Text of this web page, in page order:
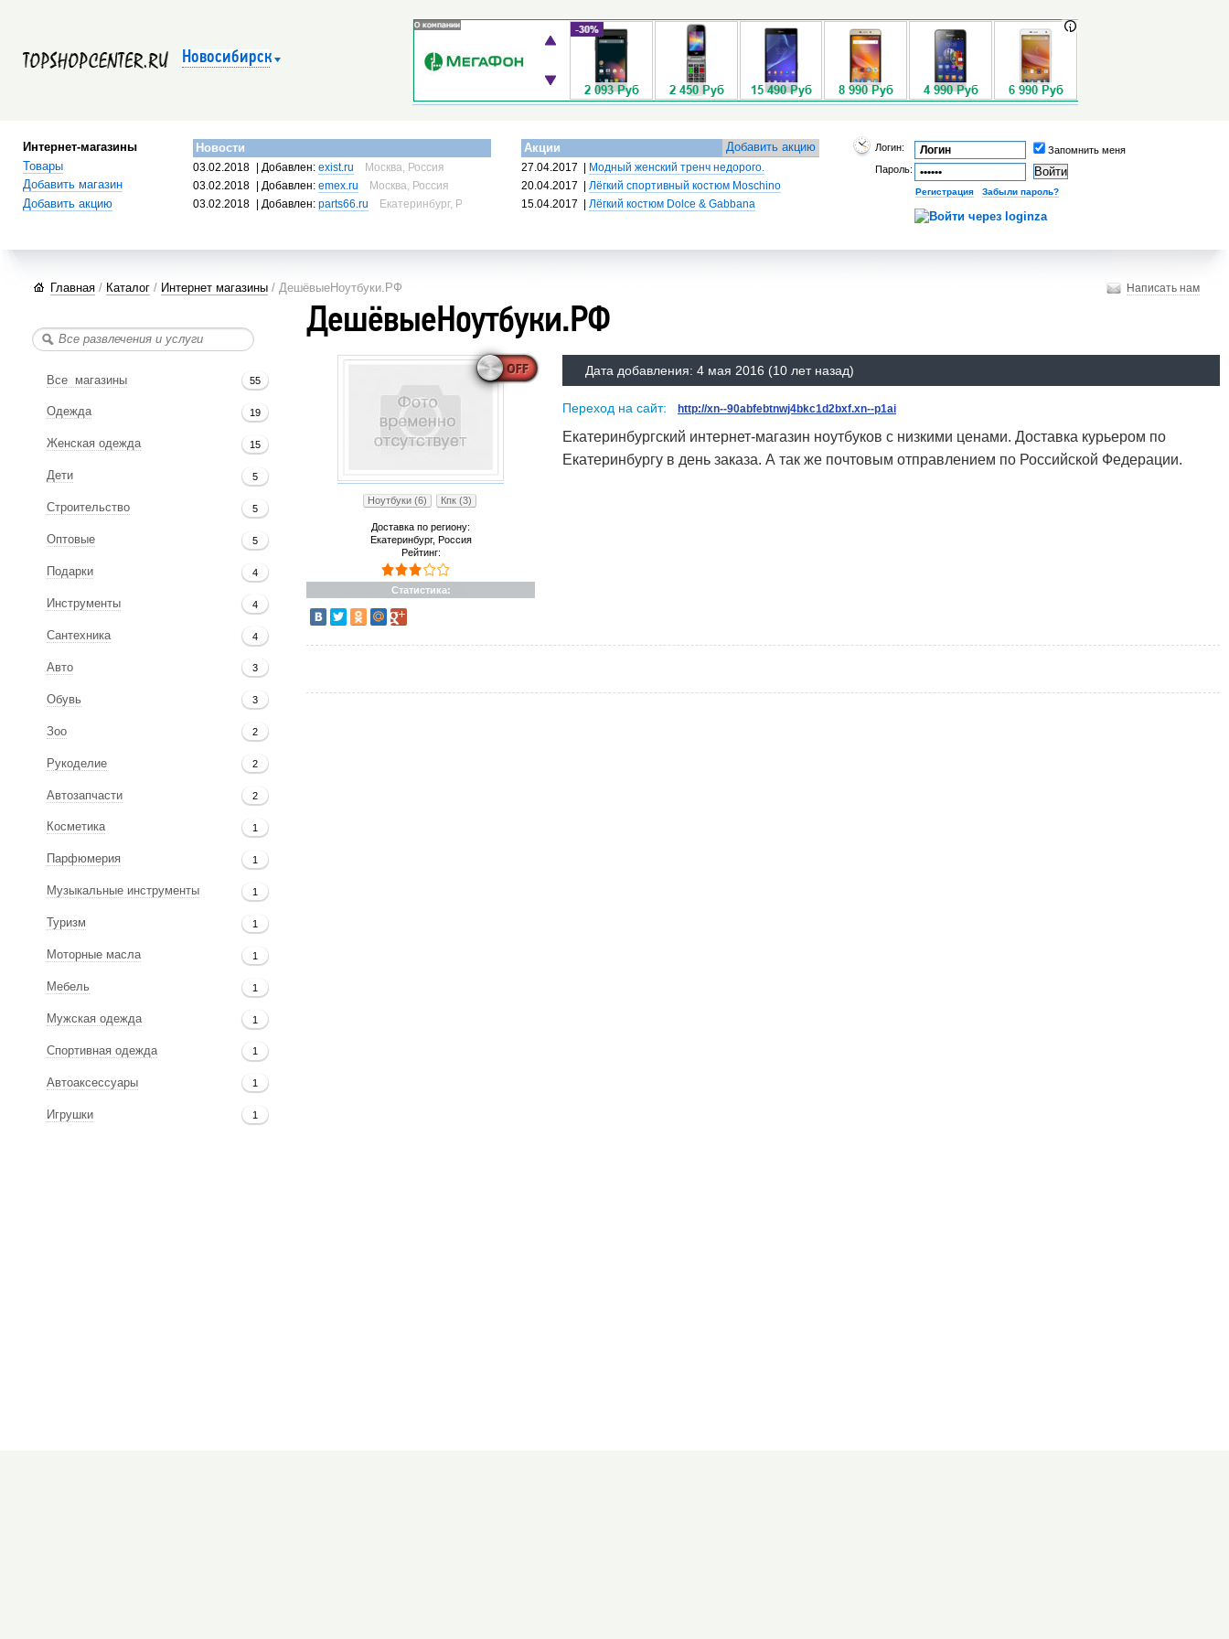
Новосибирск
Интернет-магазины
Товары
Добавить магазин
Добавить акцию
Новости
03.02.2018 | Добавлен: exist.ru
Москва, Россия
03.02.2018
| Добавлен: emex.ru
Москва, Россия
03.02.2018
| Добавлен: parts66.ru Екатеринбург, Россия
Добавить акцию
Акции
27.04.2017
Модный женский тренч недорого.
20.04.2017
Лёгкий спортивный костюм Moschino
15.04.2017
Лёгкий костюм Dolce & Gabbana
Логин:
Запомнить меня
Пароль:
Регистрация| Забыли пароль?
Написать нам
Главная / Каталог / Интернет магазины / ДешёвыеНоутбуки.РФ
Все магазины 55
Одежда 19
Женская одежда 15
Дети 5
Строительство 5
Оптовые 5
Подарки 4
Инструменты 4
Сантехника 4
Авто 3
Обувь 3
Зоо 2
Рукоделие 2
Автозапчасти 2
Косметика 1
Парфюмерия 1
Музыкальные инструменты 1
Туризм 1
Моторные масла 1
Мебель 1
Мужская одежда 1
Спортивная одежда 1
Автоаксессуары 1
Игрушки 1
ДешёвыеНоутбуки.РФ
Ноутбуки (6) Кпк (3)
Доставка по региону:
Екатеринбург, Россия
Рейтинг:
Статистика:
Дата добавления: 4 мая 2016 (10 лет назад)
Переход на сайт: http://xn--90abfebtnwj4bkc1d2bxf.xn--p1ai
Екатеринбургский интернет-магазин ноутбуков с низкими ценами. Доставка курьером по
Екатеринбургу в день заказа. А так же почтовым отправлением по Российской Федерации.